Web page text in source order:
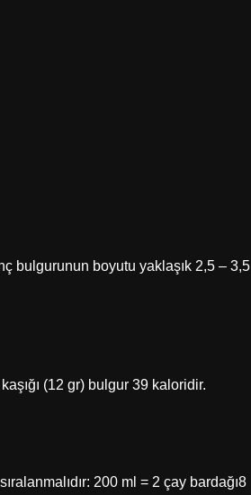
bulgurunun boyutu yaklaşık 2,5 – 3,5
(12 gr) bulgur 39 kaloridir.
200 ml = 2 çay bardağı8